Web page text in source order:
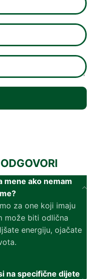
mene ako nemam
za one koji imaju
može biti odlična
energiju, ojačate
na specifične dijete